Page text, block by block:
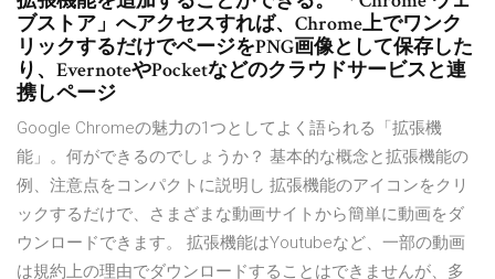
ブストア」へアクセスすれば、Chrome上でワンク
リックするだけでページをPNG画像として保存した
り、EvernoteやPocketなどのクラウドサービスと連
携しページ
Google Chromeの魅力の1つとしてよく語られる「拡張機
能」。何ができるのでしょうか？ 基本的な概念と拡張機能の
例、注意点をコンパクトに説明し 拡張機能のアイコンをクリ
ックするだけで、さまざまな動画サイトから簡単に動画をダ
ウンロードできます。 拡張機能はYoutubeなど、一部の動画
は規約上の理由でダウンロードすることはできませんが、多